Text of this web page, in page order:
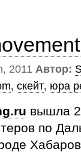
2011 Автор:
, скейт, юра
вышла 2
по